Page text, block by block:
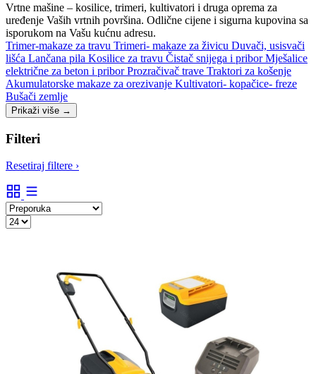
Vrtne mašine – kosilice, trimeri, kultivatori i druga oprema za
uređenje Vaših vrtnih površina. Odlične cijene i sigurna kupovina sa
isporukom na Vašu kućnu adresu.
Trimer-makaze za travu Trimeri- makaze za živicu Duvači, usisvači
lišća Lančana pila Kosilice za travu Čistač snijega i priborMješalice
električne za beton i priborProzračivač trave Traktori za košenje
Akumulatorske makaze za orezivanje Kultivatori- kopačice- freze
Bušači zemlje
Prikaži više →
Filteri
Resetiraj filtere ›